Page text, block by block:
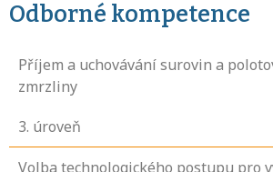
Odborné kompetence
Příjem a uchovávání surovin a
zmrzliny
3. úroveň
Volba technologického postupu pro